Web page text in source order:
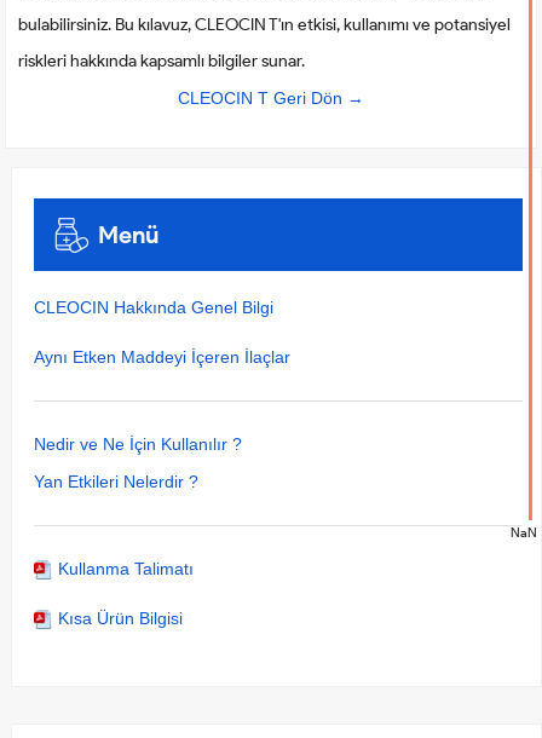
bulabilirsiniz. Bu kılavuz, CLEOCIN T'ın etkisi, kullanımı ve potansiyel
riskleri hakkında kapsamlı bilgiler sunar.
CLEOCIN T Geri Dön →
Menü
CLEOCIN Hakkında Genel Bilgi
Aynı Etken Maddeyi İçeren İlaçlar
Nedir ve Ne İçin Kullanılır ?
Yan Etkileri Nelerdir ?
Kullanma Talimatı
Kısa Ürün Bilgisi
NaN